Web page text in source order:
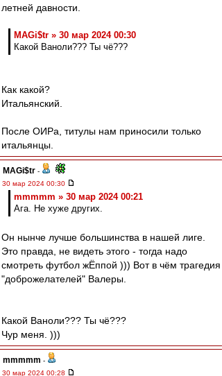
летней давности.
MAGi$tr » 30 мар 2024 00:30
Какой Ваноли??? Ты чё???
Как какой?
Итальянский.
После ОИРа, титулы нам приносили только
итальянцы.
MAGi$tr -
30 мар 2024 00:30
mmmmm » 30 мар 2024 00:21
Ага. Не хуже других.
Он нынче лучше большинства в нашей лиге.
Это правда, не видеть этого - тогда надо
смотреть футбол жЁппой ))) Вот в чём трагедия
"доброжелателей" Валеры.
Какой Ваноли??? Ты чё???
Чур меня. )))
mmmmm -
30 мар 2024 00:28